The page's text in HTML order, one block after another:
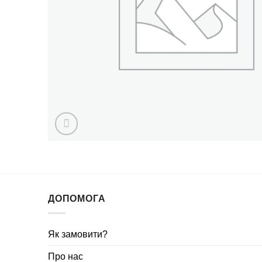
ДОПОМОГА
Як замовити?
Про нас